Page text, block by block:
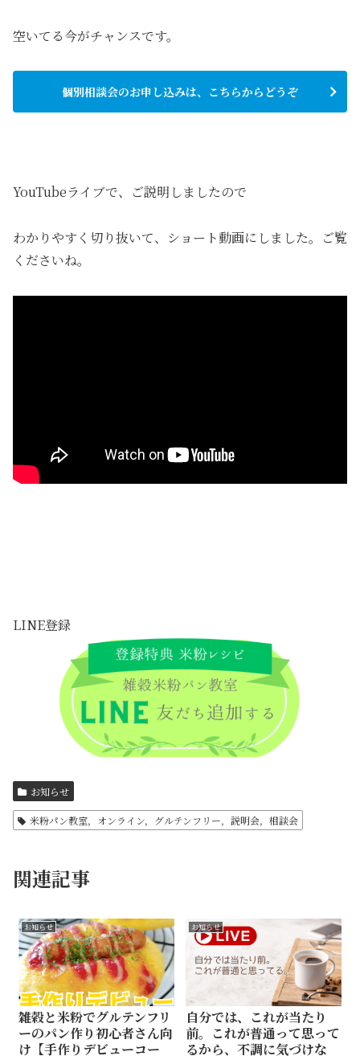
空いてる今がチャンスです。
個別相談会のお申し込みは、こちらからどうぞ
YouTubeライブで、ご説明しましたので
わかりやすく切り抜いて、ショート動画にしました。ご覧
くださいね。
LINE登録
お知らせ
米粉パン教室，オンライン，グルテンフリー，説明会，相談会
関連記事
お知らせ
雑穀と米粉でグルテンフリ
ーのパン作り初心者さん向
け【手作りデビューコー
お知らせ
自分では、これが当たり
前。これが普通って思って
るから、不調に気づけな